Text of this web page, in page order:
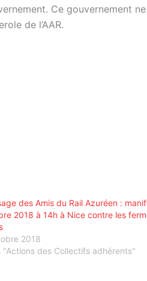
Ce gouvernement
de l’AAR.
des Amis du Rail Azuréen :
2018 à 14h à Nice contre les
2018
"Actions des Collectifs adhérents"